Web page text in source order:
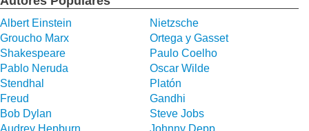
Albert Einstein
Nietzsche
Groucho Marx
Ortega y Gasset
Shakespeare
Paulo Coelho
Pablo Neruda
Oscar Wilde
Stendhal
Platón
Freud
Gandhi
Bob Dylan
Steve Jobs
Audrey Hepburn
Johnny Depp